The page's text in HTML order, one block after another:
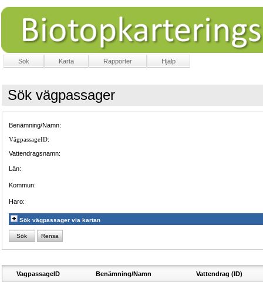
Sök Karta Rapporter Hjälp
Sök vägpassager
Benämning/Namn:
VägpassageID:
Vattendragsnamn:
Län:
Kommun:
Haro:
Sök vägpassager via kartan
VagpassageID Benämning/Namn Vattendrag (ID)